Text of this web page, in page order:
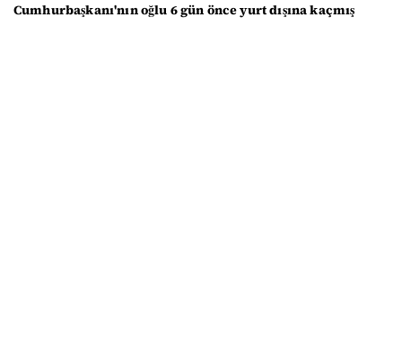
Cumhurbaşkanı'nın oğlu 6 gün önce yurt dışına kaçmış